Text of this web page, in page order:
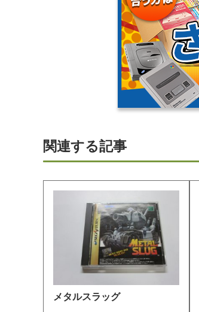
関連する記事
メタルスラッグ